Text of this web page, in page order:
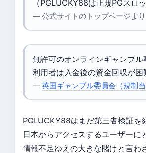
（PGLUCKY88は正規PGスロ
— 公式サイトのトップページより
無許可のオンラインギャンブ
利用者は入金後の資金回収が
— 英国ギャンブル委員会（規制当
PGLUCKY88はまだ第三者検証を
日本からアクセスするユーザー
情報不足ゆえの大きな賭けと言わ